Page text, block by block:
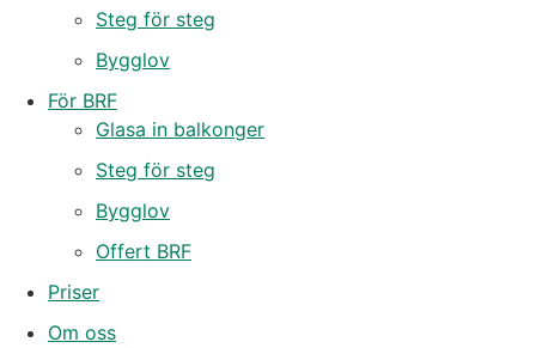
Steg för steg
Bygglov
För BRF
Glasa in balkonger
Steg för steg
Bygglov
Offert BRF
Priser
Om oss